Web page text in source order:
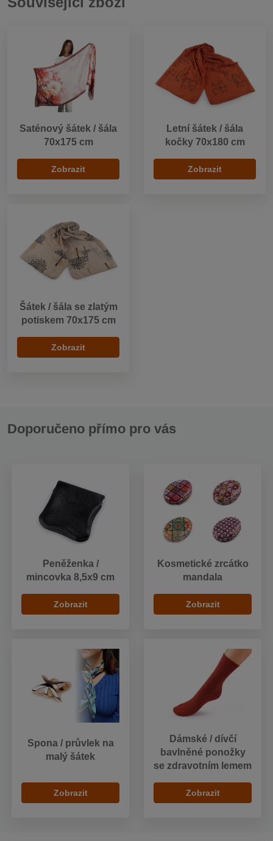
Saténový šátek / šála
70x175 cm
Zobrazit
Letní šátek / šála
kočky 70x180 cm
Zobrazit
Šátek / šála se zlatým
potiskem 70x175 cm
Zobrazit
Doporučeno přímo pro vás
Peněženka /
mincovka 8,5x9 cm
Zobrazit
Kosmetické zrcátko
mandala
Zobrazit
Spona / průvlek na
malý šátek
Zobrazit
Dámské / dívčí
bavlněné ponožky
se zdravotním lemem
Zobrazit